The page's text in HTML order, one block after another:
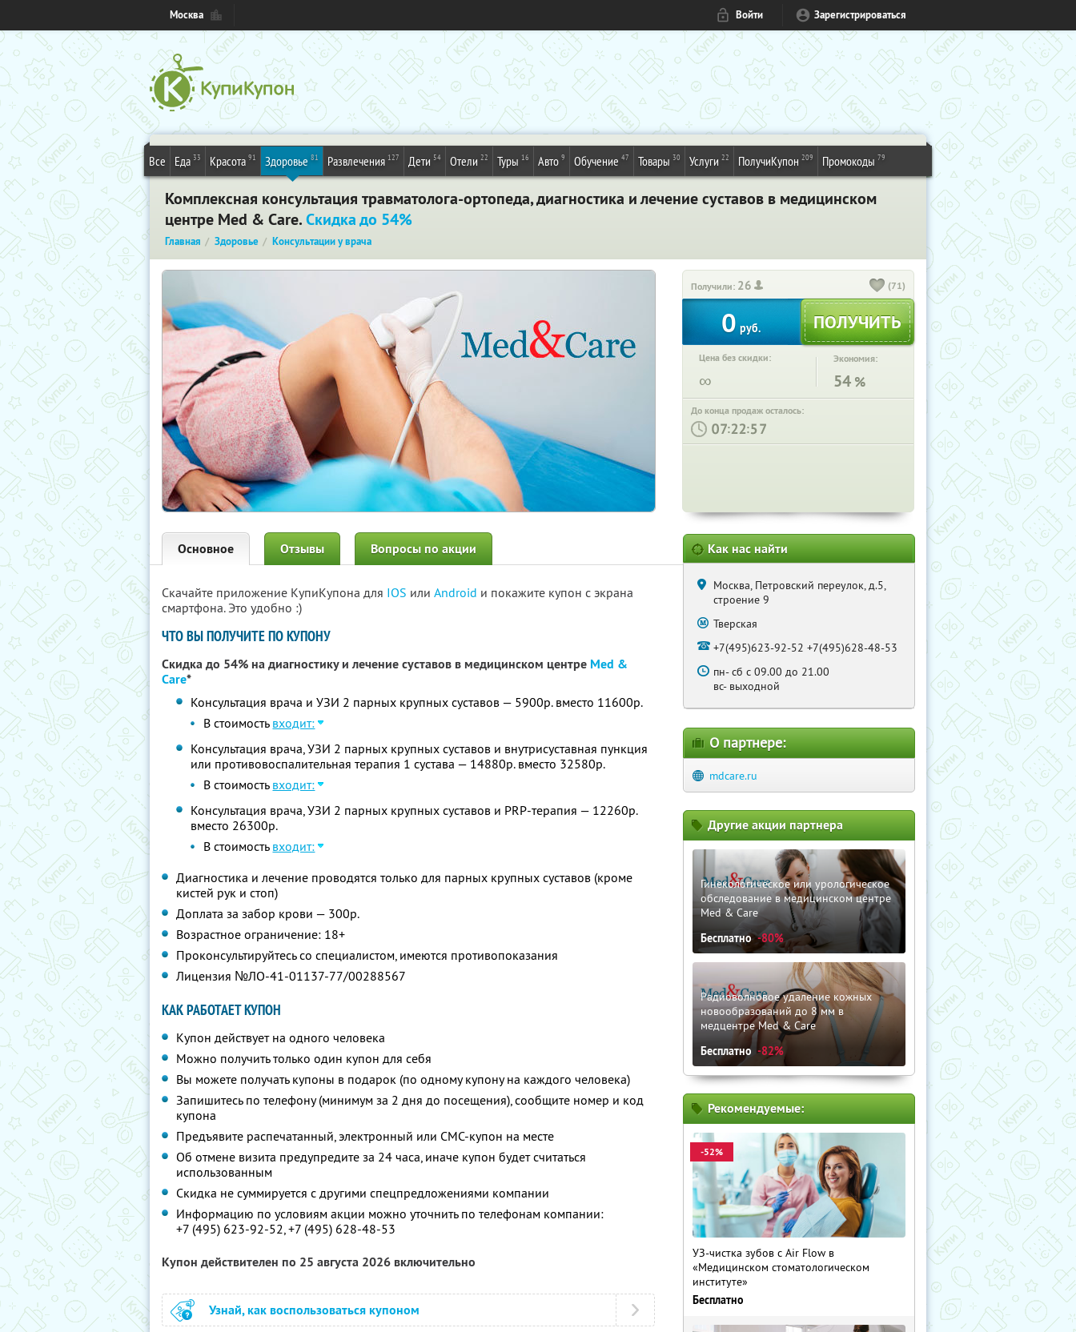
Москва Войти Зарегистрироваться
Все Еда 33 Красота 91 Здоровье 81 Развлечения 127 Дети 54 Отели 22 Туры 16 Авто 9 Обучение 47 Товары 30 Услуги 22 ПолучиКупон 209 Промокоды 79
Комплексная консультация травматолога-ортопеда, диагностика и лечение суставов в медицинском
центре Med & Care.Скидка до 54%
Главная Здоровье Консультации у врача
Получили: 26 (71)
0 руб.
Цена без скидки:
∞
Экономия:
54 %
До конца продаж осталось:
: :
Основное Отзывы Вопросы по акции
Скачайте приложение КупиКупона для IOS или Android и покажите купон с экрана
смартфона. Это удобно :)
ЧТО ВЫ ПОЛУЧИТЕ ПО КУПОНУ
Скидка до 54% на диагностику и лечение суставов в медицинском центре Med &
Care*
Консультация врача и УЗИ 2 парных крупных суставов — 5900р. вместо 11600р.
В стоимость входит:
Консультация врача, УЗИ 2 парных крупных суставов и внутрисуставная пункция
или противовоспалительная терапия 1 сустава — 14880р. вместо 32580р.
В стоимость входит:
Консультация врача, УЗИ 2 парных крупных суставов и PRP-терапия — 12260р.
вместо 26300р.
В стоимость входит:
Диагностика и лечение проводятся только для парных крупных суставов (кроме
кистей рук и стоп)
Доплата за забор крови — 300р.
Возрастное ограничение: 18+
Проконсультируйтесь со специалистом, имеются противопоказания
Лицензия №ЛО-41-01137-77/00288567
КАК РАБОТАЕТ КУПОН
Купон действует на одного человека
Можно получить только один купон для себя
Вы можете получать купоны в подарок (по одному купону на каждого человека)
Запишитесь по телефону (минимум за 2 дня до посещения), сообщите номер и код
купона
Предъявите распечатанный, электронный или СМС-купон на месте
Об отмене визита предупредите за 24 часа, иначе купон будет считаться
использованным
Скидка не суммируется с другими спецпредложениями компании
Информацию по условиям акции можно уточнить по телефонам компании:
+7 (495) 623-92-52, +7 (495) 628-48-53
Купон действителен по 25 августа 2026 включительно
Узнай, как воспользоваться купоном
Как нас найти
Москва, Петровский переулок, д.5,
строение 9
Тверская
+7(495)623-92-52 +7(495)628-48-53
пн- сб с 09.00 до 21.00
вс- выходной
О партнере:
mdcare.ru
Другие акции партнера
Гинекологическое или урологическое
обследование в медицинском центре
Med & Care
Бесплатно -80%
Радиоволновое удаление кожных
новообразований до 8 мм в
медцентре Med & Care
Бесплатно -82%
Рекомендуемые:
-52%
УЗ-чистка зубов с Air Flow в
«Медицинском стоматологическом
институте»
Бесплатно